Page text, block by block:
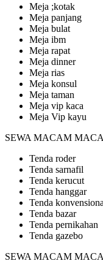
Meja ;kotak
Meja panjang
Meja bulat
Meja ibm
Meja rapat
Meja dinner
Meja rias
Meja konsul
Meja taman
Meja vip kaca
Meja Vip kayu
SEWA MACAM
Tenda roder
Tenda sarnafil
Tenda kerucut
Tenda hanggar
Tenda
Tenda bazar
Tenda pernikahan
Tenda gazebo
SEWA MACAM